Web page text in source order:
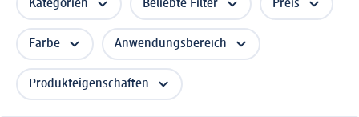
Kategorien Beliebte Filter Preis
Farbe Anwendungsbereich
Produkteigenschaften